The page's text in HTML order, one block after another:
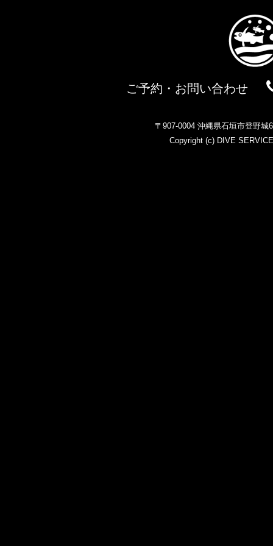
ご予約・お問い合わせ
〒907-0004 沖縄県石垣市登野城
Copyright (c) DIVE